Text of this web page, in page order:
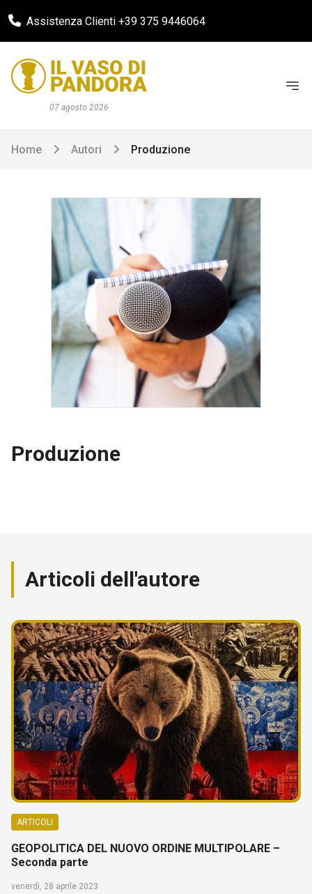
Assistenza Clienti +39 375 9446064
07 agosto 2026
Home Autori Produzione
Produzione
Articoli dell'autore
ARTICOLI
GEOPOLITICA DEL NUOVO ORDINE MULTIPOLARE –
Seconda parte
venerdì, 28 aprile 2023